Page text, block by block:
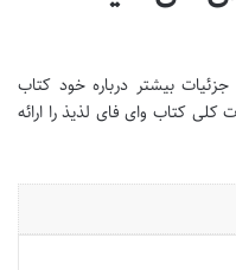
بیشتر درباره خود کتاب
کتاب وای فای لذیذ را ارائه